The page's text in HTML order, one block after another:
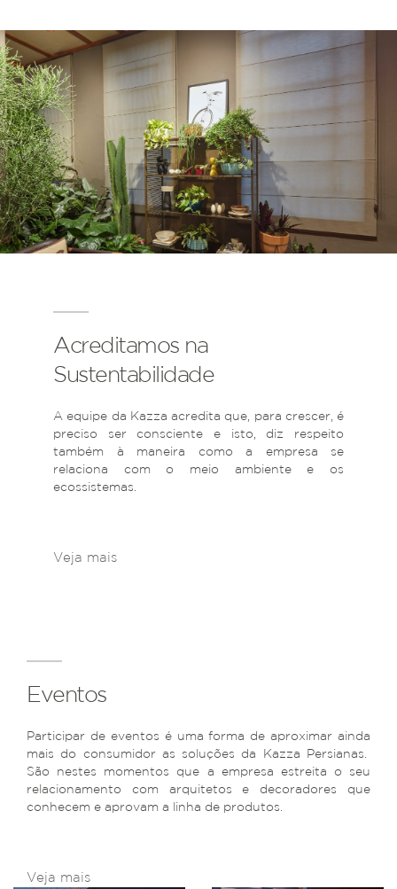
Acreditamos na
Sustentabilidade
A equipe da Kazza acredita que, para crescer, é
preciso ser consciente e isto, diz respeito
também à maneira como a empresa se
relaciona com o meio ambiente e os
ecossistemas.
Veja mais
Eventos
Participar de eventos é uma forma de aproximar ainda
mais do consumidor as soluções da Kazza Persianas.
São nestes momentos que a empresa estreita o seu
relacionamento com arquitetos e decoradores que
conhecem e aprovam a linha de produtos.
Veja mais